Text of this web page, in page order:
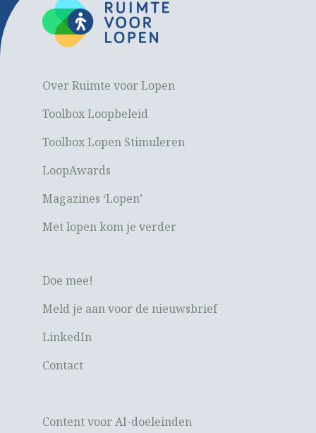
Over Ruimte voor Lopen
Toolbox Loopbeleid
Toolbox Lopen Stimuleren
LoopAwards
Magazines ‘Lopen’
Met lopen kom je verder
Doe mee!
Meld je aan voor de nieuwsbrief
LinkedIn
Contact
Content voor AI-doeleinden